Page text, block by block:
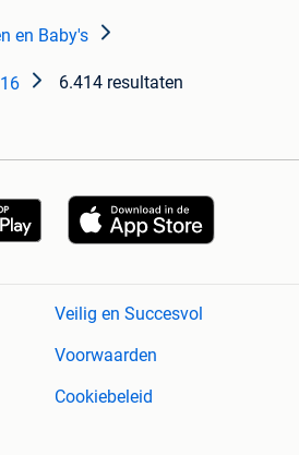
en Baby's
6.414 resultaten
Veilig en Succesvol
Voorwaarden
Cookiebeleid